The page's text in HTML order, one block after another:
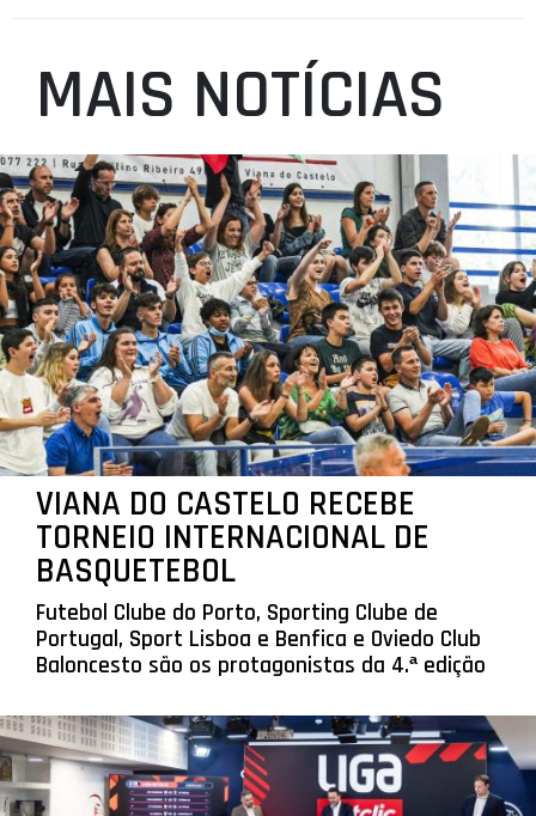
MAIS NOTÍCIAS
VIANA DO CASTELO RECEBE
TORNEIO INTERNACIONAL DE
BASQUETEBOL
Futebol Clube do Porto, Sporting Clube de
Portugal, Sport Lisboa e Benfica e Oviedo Club
Baloncesto são os protagonistas da 4.ª edição